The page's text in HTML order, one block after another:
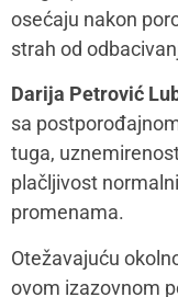
za svaku od nas
da uskladimo
Svaka od nas za
zapita: da li je ovo
živim, šta meni
želim.
Zatim je važno
koji je težak, ali
vremenski